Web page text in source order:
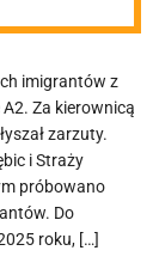
imigrantów z
Za kierownicą
zarzuty.
i Straży
próbowano
Do
roku, […]